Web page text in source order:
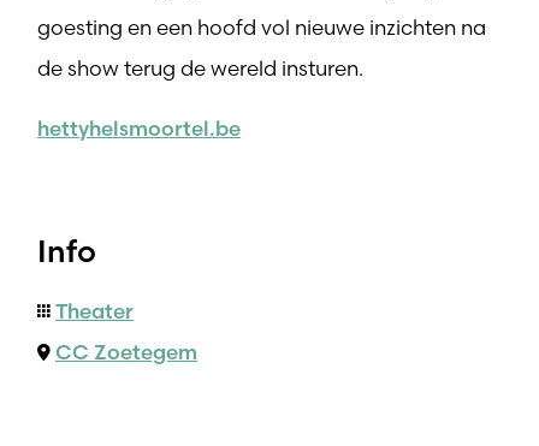
goesting en een hoofd vol nieuwe inzichten na
de show terug de wereld insturen.
hettyhelsmoortel.be
Info
Theater
CC Zoetegem